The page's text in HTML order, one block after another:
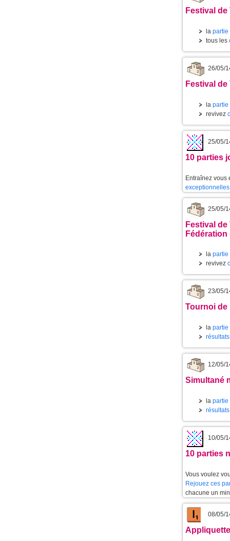
Festival
la partie
tous les
26/05/
Festival
la partie
revivez
25/05/
10 parties
Entraînez vous
exceptionnelles
25/05/
Festival
Fédération
la partie
revivez
23/05/
Tournoi de
la partie
12/05/
Simultané
la partie
10/05/
10 parties
Vous voulez
Rejouez ces
chacune un
08/05/